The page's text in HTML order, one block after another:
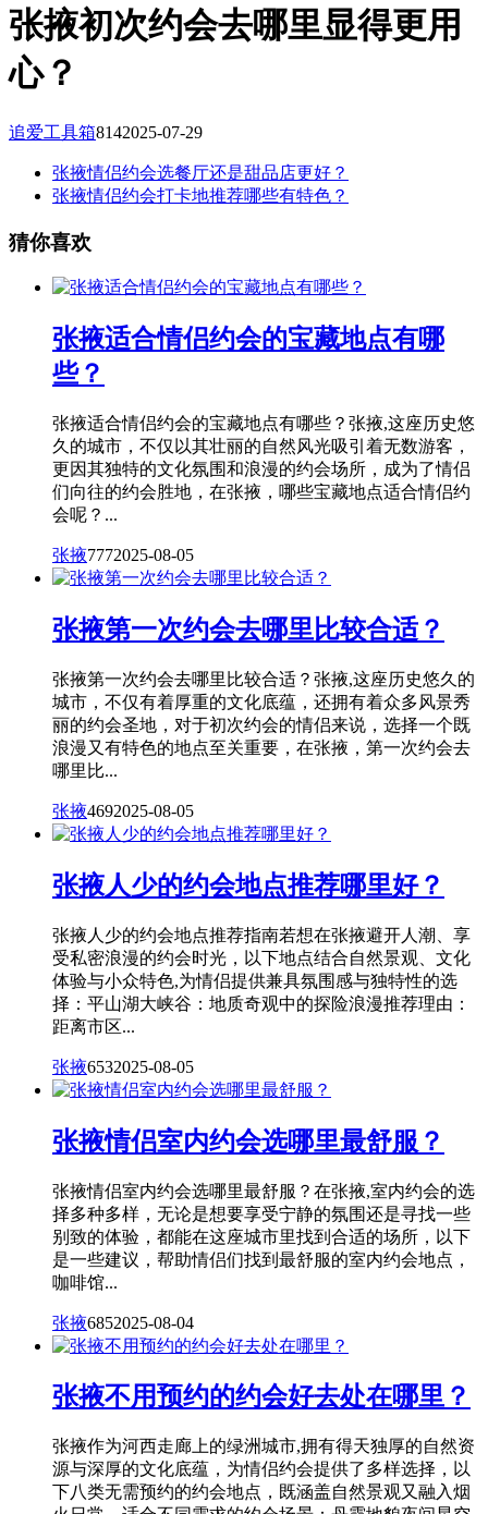
张掖初次约会去哪里显得更用
心？
追爱工具箱8142025-07-29
张掖情侣约会选餐厅还是甜品店更好？
张掖情侣约会打卡地推荐哪些有特色？
猜你喜欢
张掖适合情侣约会的宝藏地点有哪
些？
张掖适合情侣约会的宝藏地点有哪些？张掖,这座历史悠
久的城市，不仅以其壮丽的自然风光吸引着无数游客，
更因其独特的文化氛围和浪漫的约会场所，成为了情侣
们向往的约会胜地，在张掖，哪些宝藏地点适合情侣约
会呢？...
张掖7772025-08-05
张掖第一次约会去哪里比较合适？
张掖第一次约会去哪里比较合适？张掖,这座历史悠久的
城市，不仅有着厚重的文化底蕴，还拥有着众多风景秀
丽的约会圣地，对于初次约会的情侣来说，选择一个既
浪漫又有特色的地点至关重要，在张掖，第一次约会去
哪里比...
张掖4692025-08-05
张掖人少的约会地点推荐哪里好？
张掖人少的约会地点推荐指南若想在张掖避开人潮、享
受私密浪漫的约会时光，以下地点结合自然景观、文化
体验与小众特色,为情侣提供兼具氛围感与独特性的选
择：平山湖大峡谷：地质奇观中的探险浪漫推荐理由：
距离市区...
张掖6532025-08-05
张掖情侣室内约会选哪里最舒服？
张掖情侣室内约会选哪里最舒服？在张掖,室内约会的选
择多种多样，无论是想要享受宁静的氛围还是寻找一些
别致的体验，都能在这座城市里找到合适的场所，以下
是一些建议，帮助情侣们找到最舒服的室内约会地点，
咖啡馆...
张掖6852025-08-04
张掖不用预约的约会好去处在哪里？
张掖作为河西走廊上的绿洲城市,拥有得天独厚的自然资
源与深厚的文化底蕴，为情侣约会提供了多样选择，以
下八类无需预约的约会地点，既涵盖自然景观又融入烟